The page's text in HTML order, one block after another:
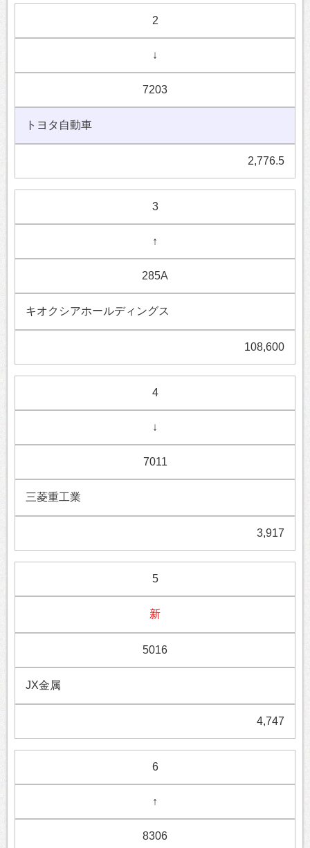
2
↓
7203
トヨタ自動車
2,776.5
3
↑
285A
キオクシアホールディングス
108,600
4
↓
7011
三菱重工業
3,917
5
新
5016
JX金属
4,747
6
↑
8306